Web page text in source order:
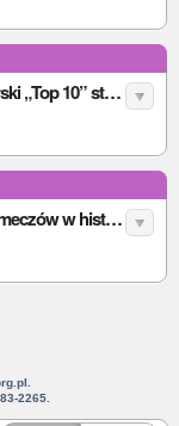
Bardzo trudny wybór, czyli mój autorski „Top 10” stadionów w historii Euro
Najlepsze z najlepszych, czyli top 10 meczów w historii ME
2265.